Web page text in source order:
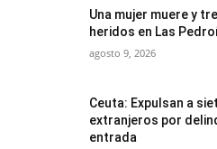
Una mujer muere y
heridos en Las
agosto 9, 2026
Ceuta: Expulsan a
extranjeros por
entrada